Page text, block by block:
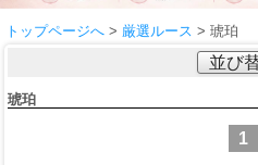
トップページへ > 厳選ルース > 琥珀
並び
琥珀
1